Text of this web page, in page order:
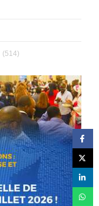
(514)